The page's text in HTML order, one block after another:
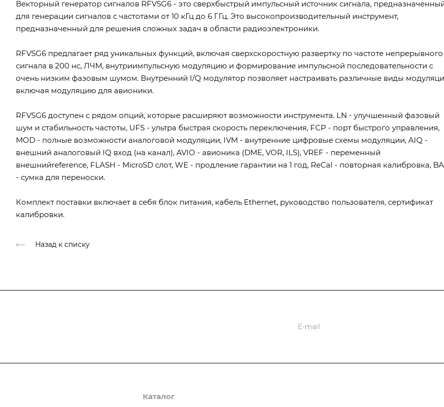
Векторный генератор сигналов RFVSG6 - это сверхбыстрый импульсный источник сигнала,
для генерации сигналов с частотами от 10 кГц до 6 ГГц. Это высокопроизводительный инструмент,
предназначенный для решения сложных задач в области радиоэлектроники.
RFVSG6 предлагает ряд уникальных функций, включая сверхскоростную развертку по частоте непрерывного
сигнала в 200 нс, ЛЧМ, внутриимпульсную модуляцию и формирование импульсной последовательности с
очень низким фазовым шумом. Внутренний I/Q модулятор позволяет настраивать различные виды
включая модуляцию для авионики.
RFVSG6 доступен с рядом опций, которые расширяют возможности инструмента. LN - улучшенный фазовый
шум и стабильность частоты, UFS - ультра быстрая скорость переключения, FCP - порт быстрого управления,
MOD - полные возможности аналоговой модуляции, IVM - внутренние цифровые схемы модуляции, AIQ -
внешний аналоговый IQ вход (на канал), AVIO - авионика (DME, VOR, ILS), VREF - переменный
внешнийreference, FLASH - MicroSD слот, WE - продление гарантии на 1 год, ReCal - повторная калибровка,
- сумка для переноски.
Комплект поставки включает в себя блок питания, кабель Ethernet, руководство пользователя, сертификат
калибровки.
Назад к списку
Каталог